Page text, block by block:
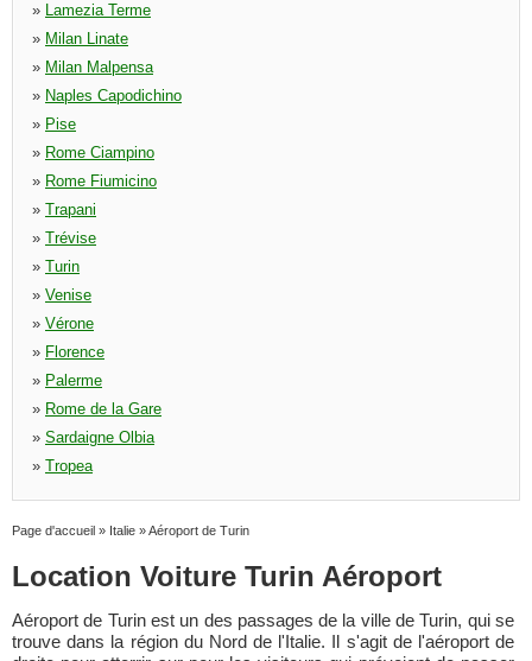
» Lamezia Terme
» Milan Linate
» Milan Malpensa
» Naples Capodichino
» Pise
» Rome Ciampino
» Rome Fiumicino
» Trapani
» Trévise
» Turin
» Venise
» Vérone
» Florence
» Palerme
» Rome de la Gare
» Sardaigne Olbia
» Tropea
Page d'accueil » Italie »Aéroport de Turin
Location Voiture Turin Aéroport
Aéroport de Turin est un des passages de la ville de Turin, qui se
trouve dans la région du Nord de l'Italie. Il s'agit de l'aéroport de